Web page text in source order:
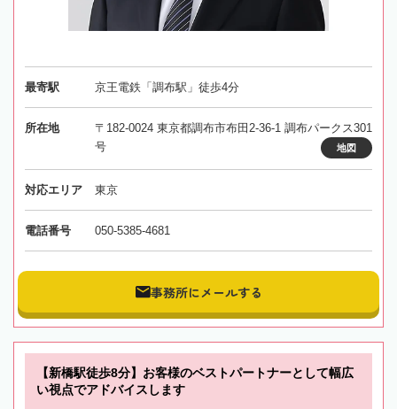
最寄駅 京王電鉄「調布駅」徒歩4分
所在地
〒182-0024 東京都調布市布田2-36-1 調布パークス301
号
地図
対応エリア 東京
電話番号 050-5385-4681
事務所にメールする
【新橋駅徒歩8分】お客様のベストパートナーとして幅広
い視点でアドバイスします